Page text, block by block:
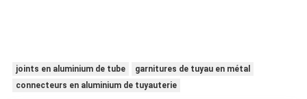
joints en aluminium de tube
garnitures de tuyau en métal
connecteurs en aluminium de tuyauterie